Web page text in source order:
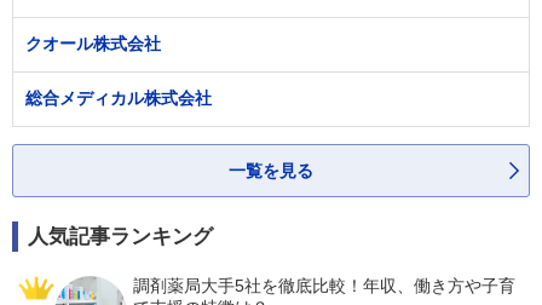
クオール株式会社
総合メディカル株式会社
一覧を見る
人気記事ランキング
調剤薬局大手5社を徹底比較！年収、働き方や子育